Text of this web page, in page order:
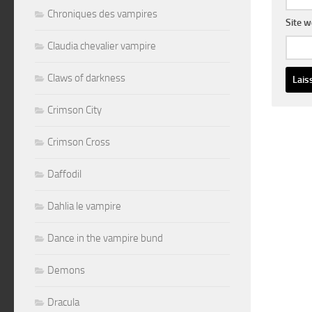
Site
Chroniques des vampires
Claudia chevalier vampire
Claws of darkness
Crimson City
Crimson Cross
Daffodil
Dahlia le vampire
Dance in the vampire bund
Demons
Dracula